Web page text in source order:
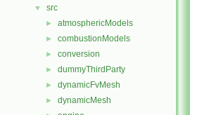
▼ src
► atmosphericModels
► combustionModels
► conversion
► dummyThirdParty
► dynamicFvMesh
► dynamicMesh